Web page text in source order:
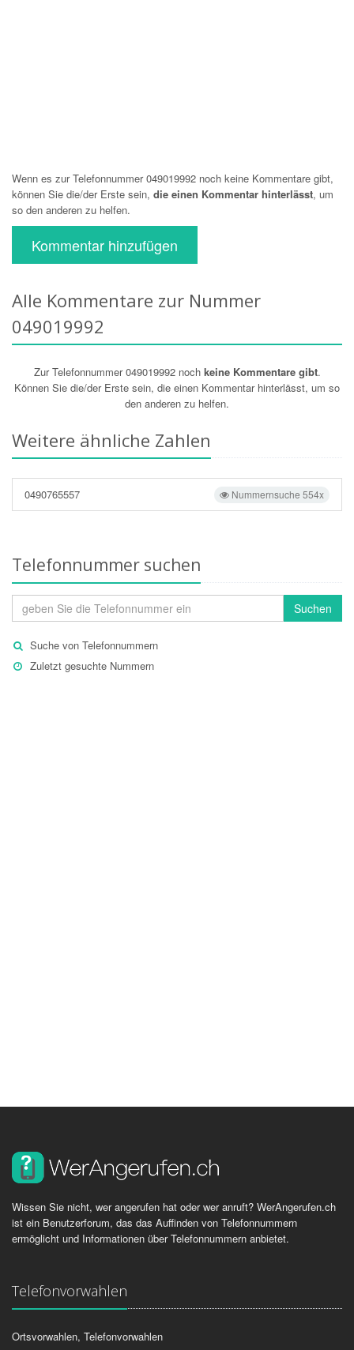
Wenn es zur Telefonnummer 049019992 noch keine Kommentare gibt,
können Sie die/der Erste sein, die einen Kommentar hinterlässt, um
so den anderen zu helfen.
Kommentar hinzufügen
Alle Kommentare zur Nummer
049019992
Zur Telefonnummer 049019992 noch keine Kommentare gibt.
Können Sie die/der Erste sein, die einen Kommentar hinterlässt, um so
den anderen zu helfen.
Weitere ähnliche Zahlen
Nummernsuche 554x
0490765557
Telefonnummer suchen
Suchen
Suche von Telefonnummern
Zuletzt gesuchte Nummern
Wissen Sie nicht, wer angerufen hat oder wer anruft? WerAngerufen.ch
ist ein Benutzerforum, das das Auffinden von Telefonnummern
ermöglicht und Informationen über Telefonnummern anbietet.
Telefonvorwahlen
Ortsvorwahlen, Telefonvorwahlen